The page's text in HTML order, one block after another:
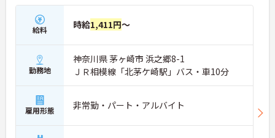
給料 時給1,411円～
勤務地
神奈川県 茅ヶ崎市 浜之郷8-1
ＪＲ相模線「北茅ケ崎駅」バス・車10分
雇用形態 非常勤・パート・アルバイト